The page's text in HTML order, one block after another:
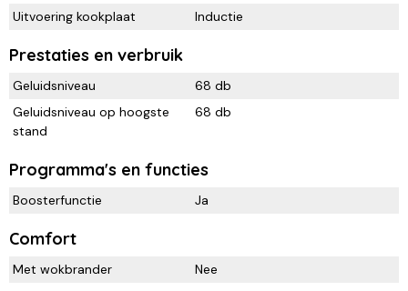
Uitvoering kookplaat
Inductie
Prestaties en verbruik
Geluidsniveau
68 db
Geluidsniveau op hoogste
stand
68 db
Programma's en functies
Boosterfunctie Ja
Comfort
Met wokbrander
Nee